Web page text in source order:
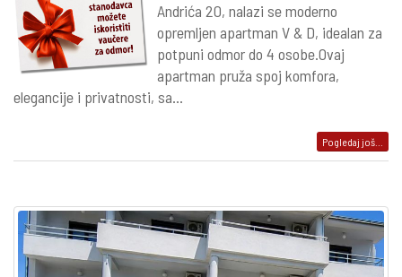
Andrića 20, nalazi se moderno
opremljen apartman V & D, idealan za
potpuni odmor do 4 osobe.Ovaj
apartman pruža spoj komfora,
elegancije i privatnosti, sa...
Pogledaj još...